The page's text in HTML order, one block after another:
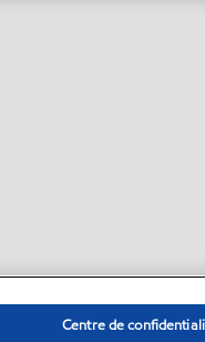
Centre de